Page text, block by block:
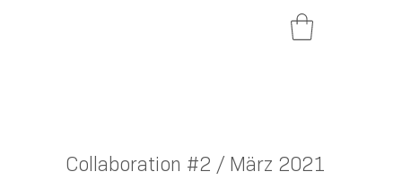
Collaboration #2 / März 2021